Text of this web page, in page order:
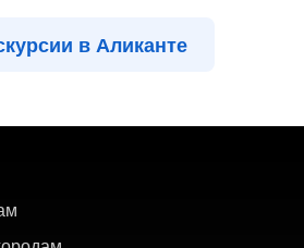
в Аликанте